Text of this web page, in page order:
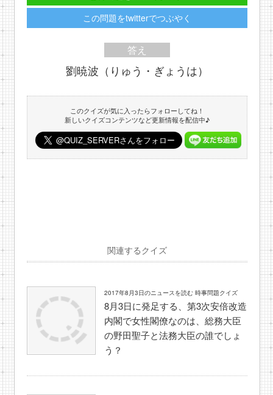
この問題をtwitterでつぶやく
答え
劉暁波（りゅう・ぎょうは）
このクイズが気に入ったらフォローしてね！
新しいクイズコンテンツなど更新情報を配信中♪
関連するクイズ
2017年8月3日のニュースを読む 時事問題クイズ
8月3日に発足する、第3次安倍改造
内閣で女性閣僚なのは、総務大臣
の野田聖子と法務大臣の誰でしょ
う？